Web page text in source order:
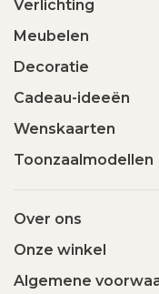
Verlichting
Meubelen
Decoratie
Cadeau-ideeën
Wenskaarten
Toonzaalmodellen
Over ons
Onze winkel
Algemene